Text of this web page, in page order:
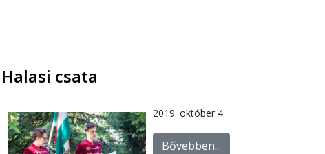
Halasi csata
2019. október 4.
Bővebben...